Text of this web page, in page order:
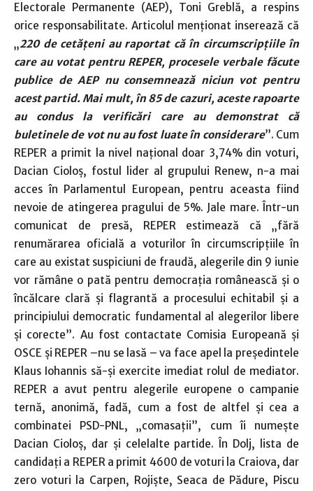
Electorale Permanente (AEP), Toni Greblă, a respins
orice responsabilitate. Articolul menţionat inserează că
„220 de cetăţeni au raportat că în circumscripţiile în
care au votat pentru REPER, procesele verbale făcute
publice de AEP nu consemnează niciun vot pentru
acest partid. Mai mult, în 85 de cazuri, aceste rapoarte
au condus la verificări care au demonstrat că
buletinele de vot nu au fost luate în considerare”. Cum
REPER a primit la nivel naţional doar 3,74% din voturi,
Dacian Cioloş, fostul lider al grupului Renew, n-a mai
acces în Parlamentul European, pentru aceasta fiind
nevoie de atingerea pragului de 5%. Jale mare. Într-un
comunicat de presă, REPER estimează că „fără
renumărarea oficială a voturilor în circumscripţiile în
care au existat suspiciuni de fraudă, alegerile din 9 iunie
vor rămâne o pată pentru democraţia românească şi o
încălcare clară şi flagrantă a procesului echitabil şi a
principiului democratic fundamental al alegerilor libere
şi corecte”. Au fost contactate Comisia Europeană şi
OSCE şi REPER –nu se lasă – va face apel la preşedintele
Klaus Iohannis să-şi exercite imediat rolul de mediator.
REPER a avut pentru alegerile europene o campanie
ternă, anonimă, fadă, cum a fost de altfel şi cea a
combinatei PSD-PNL, „comasaţii”, cum îi numeşte
Dacian Cioloş, dar şi celelalte partide. În Dolj, lista de
candidaţi a REPER a primit 4600 de voturi la Craiova, dar
zero voturi la Carpen, Rojişte, Seaca de Pădure, Piscu